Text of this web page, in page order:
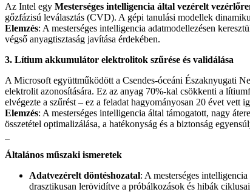
Az Intel egy ‌ Mesterséges intelligencia által vezérelt
gőzfázisú leválasztás (CVD). A gépi tanulási modellek
Elemzés‌: A mesterséges intelligencia adatmodellezésen
végső anyagtisztaság javítása érdekében.
3. Lítium akkumulátor elektrolitok szűrése és validálása
A Microsoft együttműködött a Csendes-óceáni Északnyugati
elektrolit azonosítására. Ez az anyag 70%-kal csökkenti a
elvégezte a szűrést – ez a feladat hagyományosan 20 évet vett
Elemzés‌: A mesterséges intelligencia által támogatott, nagy
összetétel optimalizálása, a hatékonyság és a biztonság
Általános műszaki ismeretek
Adatvezérelt döntéshozatal‌: A mesterséges
drasztikusan lerövidítve a próbálkozások és hibák